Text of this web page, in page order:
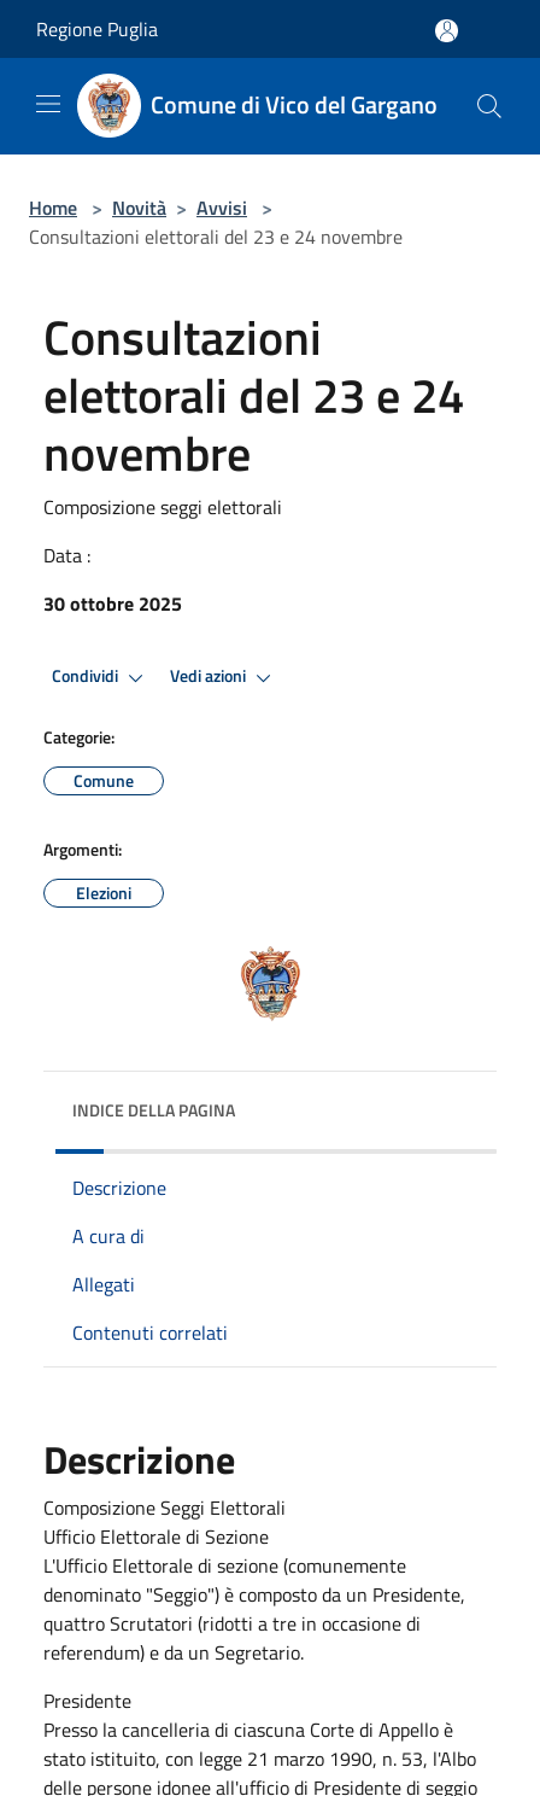
Regione Puglia
Comune di Vico del Gargano
Home > Novità > Avvisi >
Consultazioni elettorali del 23 e 24 novembre
Consultazioni
elettorali del 23 e 24
novembre
Composizione seggi elettorali
Data :
30 ottobre 2025
Condividi Vedi azioni
Categorie:
Comune
Argomenti:
Elezioni
INDICE DELLA PAGINA
Descrizione
A cura di
Allegati
Contenuti correlati
Descrizione
Composizione Seggi Elettorali
Ufficio Elettorale di Sezione
L'Ufficio Elettorale di sezione (comunemente
denominato "Seggio") è composto da un Presidente,
quattro Scrutatori (ridotti a tre in occasione di
referendum) e da un Segretario.
Presidente
Presso la cancelleria di ciascuna Corte di Appello è
stato istituito, con legge 21 marzo 1990, n. 53, l'Albo
delle persone idonee all'ufficio di Presidente di seggio